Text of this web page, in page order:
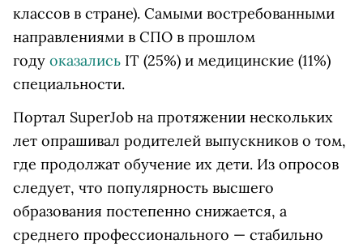
классов в стране). Самыми востребованными
направлениями в СПО в прошлом
году оказались IT (25%) и медицинские (11%)
специальности.
Портал SuperJob на протяжении нескольких
лет опрашивал родителей выпускников о том,
где продолжат обучение их дети. Из опросов
следует, что популярность высшего
образования постепенно снижается, а
среднего профессионального — стабильно